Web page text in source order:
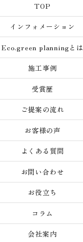
TOP
インフォメーション
Eco.green planningとは
施工事例
受賞歴
ご提案の流れ
お客様の声
よくある質問
お問い合わせ
お役立ち
コラム
会社案内